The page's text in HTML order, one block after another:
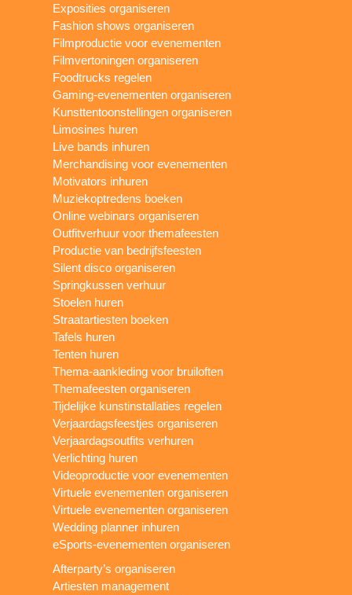
Exposities organiseren
Fashion shows organiseren
Filmproductie voor evenementen
Filmvertoningen organiseren
Foodtrucks regelen
Gaming-evenementen organiseren
Kunsttentoonstellingen organiseren
Limosines huren
Live bands inhuren
Merchandising voor evenementen
Motivators inhuren
Muziekoptredens boeken
Online webinars organiseren
Outfitverhuur voor themafeesten
Productie van bedrijfsfeesten
Silent disco organiseren
Springkussen verhuur
Stoelen huren
Straatartiesten boeken
Tafels huren
Tenten huren
Thema-aankleding voor bruiloften
Themafeesten organiseren
Tijdelijke kunstinstallaties regelen
Verjaardagsfeestjes organiseren
Verjaardagsoutfits verhuren
Verlichting huren
Videoproductie voor evenementen
Virtuele evenementen organiseren
Virtuele evenementen organiseren
Wedding planner inhuren
eSports-evenementen organiseren
Afterparty’s organiseren
Artiesten management